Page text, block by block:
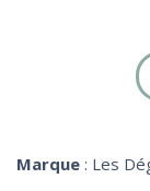
Marque : Les